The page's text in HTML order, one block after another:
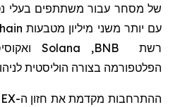
של מסחר עבור משתתפים בעלי
עם יותר משני מיליון מטבעות
רשת
BNB
,
Solana
הפלטפורמה בצורה הוליסטית
ההתרחבותמקדמת את חזון ה-